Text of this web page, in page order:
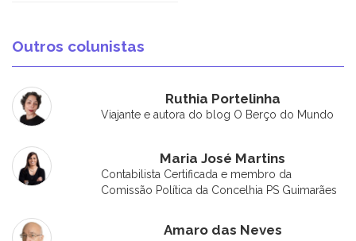
Outros colunistas
Ruthia Portelinha
Viajante e autora do blog O Berço do Mundo
Maria José Martins
Contabilista Certificada e membro da
Comissão Política da Concelhia PS Guimarães
Amaro das Neves